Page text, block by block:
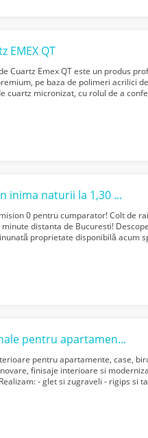
EMEX QT
Cuartz Emex QT este un produs
pe baza de polimeri acrilici
cuartz micronizat, cu rolul de a
Colt de rai, refugiul tău verde în inima naturii la 1,30 min de Bucuresti
0 pentru cumparator! Colt de
distanta de Bucuresti!
proprietate disponibilă acum
Amenajari interioare profesionale pentru apartamente, case si spatii comerciale
pentru apartamente, case,
finisaje interioare si
- glet si zugraveli - rigips si